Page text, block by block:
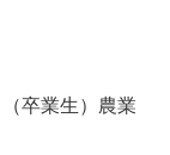
卒業生）農業